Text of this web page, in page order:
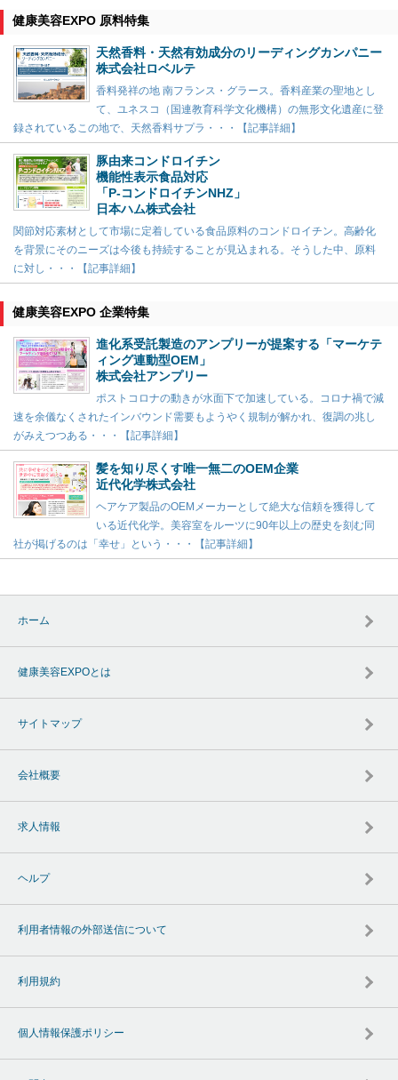
健康美容EXPO 原料特集
天然香料・天然有効成分のリーディングカンパニー
株式会社ロベルテ
香料発祥の地 南フランス・グラース。香料産業の聖地とし
て、ユネスコ（国連教育科学文化機構）の無形文化遺産に登
録されているこの地で、天然香料サプラ・・・【記事詳細】
豚由来コンドロイチン
機能性表示食品対応
「P-コンドロイチンNHZ」
日本ハム株式会社
関節対応素材として市場に定着している食品原料のコンドロイチン。高齢化
を背景にそのニーズは今後も持続することが見込まれる。そうした中、原料
に対し・・・【記事詳細】
健康美容EXPO 企業特集
進化系受託製造のアンプリーが提案する「マーケテ
ィング連動型OEM」
株式会社アンプリー
ポストコロナの動きが水面下で加速している。コロナ禍で減
速を余儀なくされたインバウンド需要もようやく規制が解かれ、復調の兆し
がみえつつある・・・【記事詳細】
髪を知り尽くす唯一無二のOEM企業
近代化学株式会社
ヘアケア製品のOEMメーカーとして絶大な信頼を獲得して
いる近代化学。美容室をルーツに90年以上の歴史を刻む同
社が掲げるのは「幸せ」という・・・【記事詳細】
ホーム
健康美容EXPOとは
サイトマップ
会社概要
求人情報
ヘルプ
利用者情報の外部送信について
利用規約
個人情報保護ポリシー